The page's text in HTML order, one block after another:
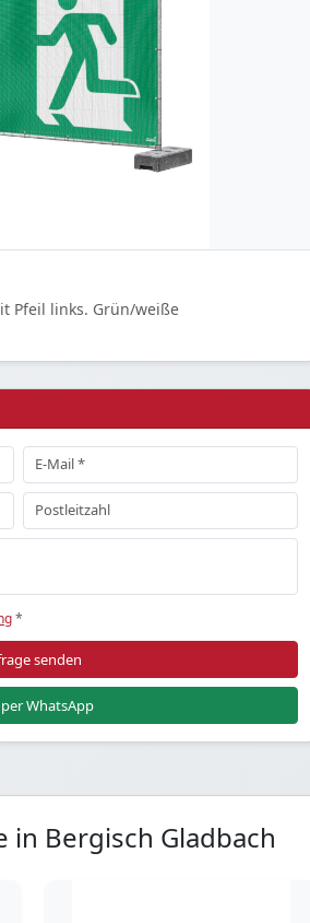
Pfeil links. Grün/weiße
*
senden
WhatsApp
in Bergisch Gladbach